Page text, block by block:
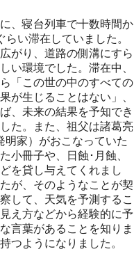
、寝台列車で十数時間か
い滞在していました。
がり、道路の側溝にすら
い環境でした。滞在中、
「この世の中のすべての
が生じることはない」、
、未来の結果を予知でき
た。また、祖父は諸葛亮
明家）がおこなっていた
小冊子や、日蝕･月蝕、
を貸し与えてくれまし
が、そのようなことが契
して、天気を予測するこ
え方などから経験的に予
言葉があることを知りま
つようになりました。